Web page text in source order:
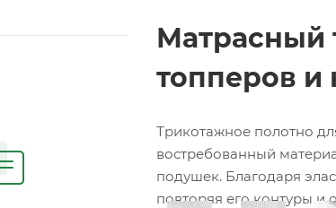
Матрасный
топперов и
Трикотажное полотно
востребованный
подушек. Благодаря
повторяя его контуры и